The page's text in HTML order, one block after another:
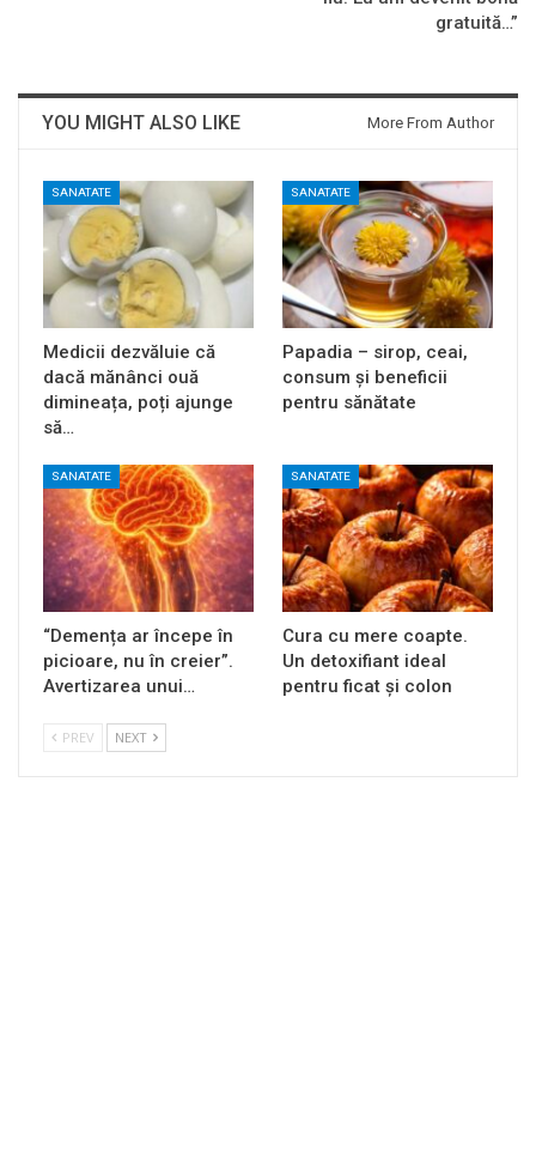
gratuită…”
YOU MIGHT ALSO LIKE More From Author
SANATATE
Medicii dezvăluie că
dacă mănânci ouă
dimineața, poți ajunge
să…
SANATATE
Papadia – sirop, ceai,
consum și beneficii
pentru sănătate
SANATATE
“Demența ar începe în
picioare, nu în creier”.
Avertizarea unui…
SANATATE
Cura cu mere coapte.
Un detoxifiant ideal
pentru ficat și colon
PREV NEXT